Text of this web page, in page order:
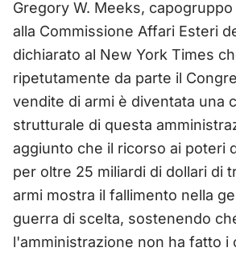
Gregory W. Meeks,
alla Commissione Affari Esteri
dichiarato al New York Times
ripetutamente da parte il
vendite di armi è diventata una
strutturale di questa
aggiunto che il ricorso ai poteri
per oltre 25 miliardi di dollari di
armi mostra il fallimento nella
guerra di scelta, sostenendo
l'amministrazione non ha fatto i